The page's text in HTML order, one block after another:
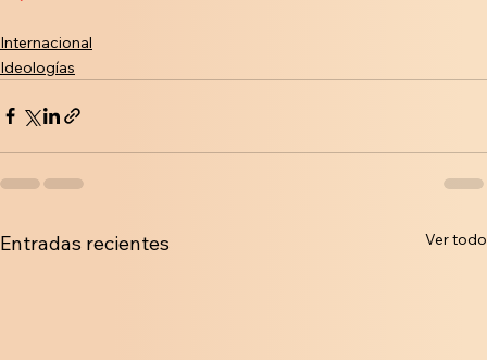
Internacional
Ideologías
Entradas recientes Ver todo